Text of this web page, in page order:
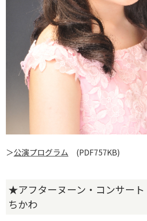
＞公演プログラム (PDF757KB)
★アフターヌーン・コンサー
ちかわ